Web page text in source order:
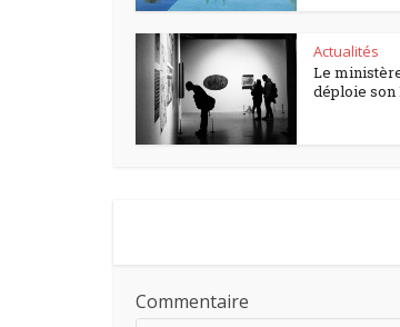
Actualités
Le
déploie son
Commentaire